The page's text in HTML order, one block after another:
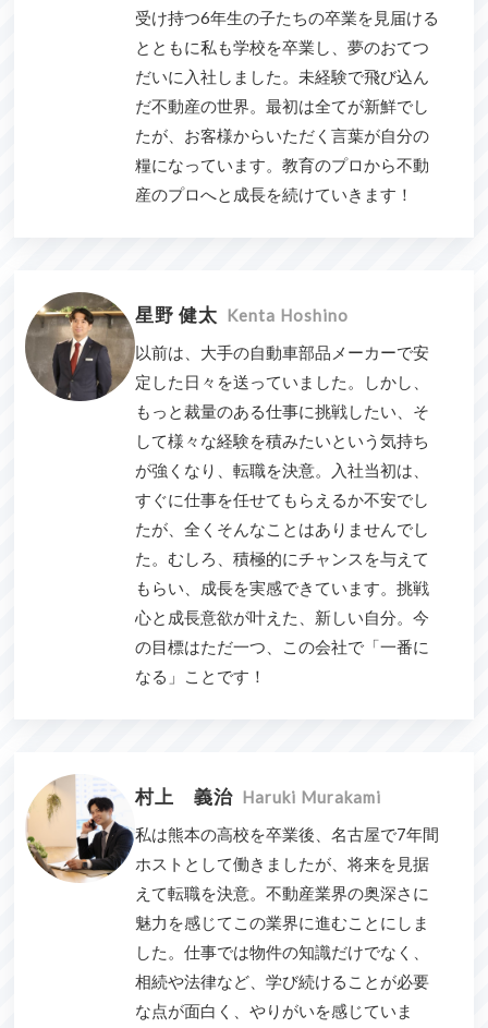
受け持つ6年生の子たちの卒業を見届ける
とともに私も学校を卒業し、夢のおてつ
だいに入社しました。未経験で飛び込ん
だ不動産の世界。最初は全てが新鮮でし
たが、お客様からいただく言葉が自分の
糧になっています。教育のプロから不動
産のプロへと成長を続けていきます！
星野 健太 Kenta Hoshino
以前は、大手の自動車部品メーカーで安
定した日々を送っていました。しかし、
もっと裁量のある仕事に挑戦したい、そ
して様々な経験を積みたいという気持ち
が強くなり、転職を決意。入社当初は、
すぐに仕事を任せてもらえるか不安でし
たが、全くそんなことはありませんでし
た。むしろ、積極的にチャンスを与えて
もらい、成長を実感できています。挑戦
心と成長意欲が叶えた、新しい自分。今
の目標はただ一つ、この会社で「一番に
なる」ことです！
村上 義治 Haruki Murakami
私は熊本の高校を卒業後、名古屋で7年間
ホストとして働きましたが、将来を見据
えて転職を決意。不動産業界の奥深さに
魅力を感じてこの業界に進むことにしま
した。仕事では物件の知識だけでなく、
相続や法律など、学び続けることが必要
な点が面白く、やりがいを感じていま